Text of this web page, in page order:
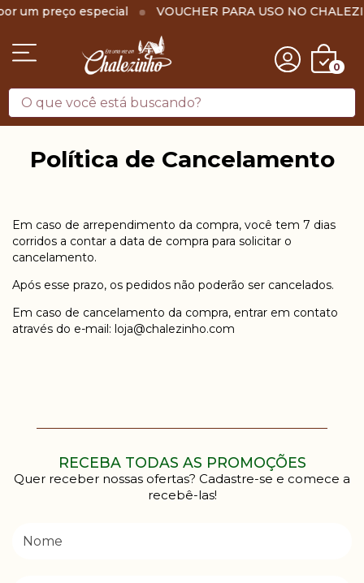
um preço especial VOUCHER PARA USO NO
0
Política de Cancelamento
Em caso de arrependimento da compra, você tem 7 dias
corridos a contar a data de compra para solicitar o
cancelamento.
Após esse prazo, os pedidos não poderão ser cancelados.
Em caso de cancelamento da compra, entrar em contato
através do e-mail: loja@chalezinho.com
RECEBA TODAS AS PROMOÇÕES
Quer receber nossas ofertas? Cadastre-se e comece a
recebê-las!